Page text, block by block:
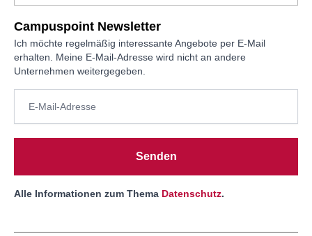
Campuspoint Newsletter
Ich möchte regelmäßig interessante Angebote per E-Mail
erhalten. Meine E-Mail-Adresse wird nicht an andere
Unternehmen weitergegeben.
Senden
Alle Informationen zum Thema Datenschutz.